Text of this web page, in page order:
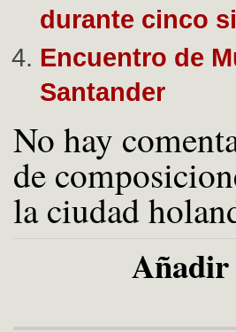
durante cinco
Encuentro de
Santander
No hay
de
la ciudad
Añadir